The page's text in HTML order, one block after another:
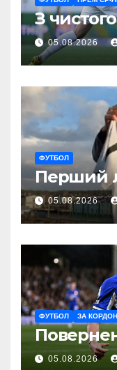
З
05.08.2026
ФУТБОЛ
Перший
05.08.2026
ФУТБОЛ ЗА
05.08.2026